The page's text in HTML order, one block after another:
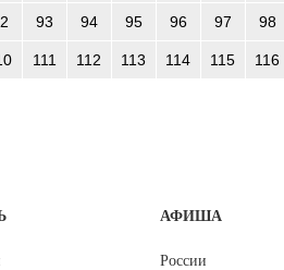
93 94 95 96 97 98
111 112 113 114 115 116
АФИША
России